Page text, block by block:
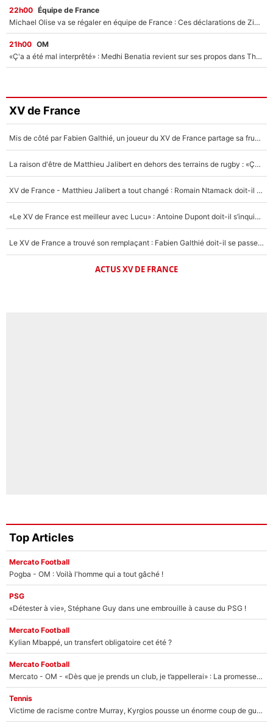
22h00 Équipe de France
Michael Olise va se régaler en équipe de France : Ces déclarations de Zinedine Zidane qui prouvent qu'il va tout miser sur la star du Bayern Munich !
21h00 OM
«Ç'a a été mal interprêté» : Medhi Benatia revient sur ses propos dans The Bridge et précise ses conditions pour rejoindre le PSG !
XV de France
Mis de côté par Fabien Galthié, un joueur du XV de France partage sa frustration : «ils ne me l’ont pas dit tout de suite»
La raison d'être de Matthieu Jalibert en dehors des terrains de rugby : «Ça m'atteint autant que si tu touches à un membre de ma famille»
XV de France - Matthieu Jalibert a tout changé : Romain Ntamack doit-il s’inquiéter pour sa place à un an de la Coupe du monde ?
«Le XV de France est meilleur avec Lucu» : Antoine Dupont doit-il s’inquiéter pour sa place ?
Le XV de France a trouvé son remplaçant : Fabien Galthié doit-il se passer d'Antoine Dupont ?
ACTUS XV DE FRANCE
Top Articles
Mercato Football
Pogba - OM : Voilà l'homme qui a tout gâché !
PSG
«Détester à vie», Stéphane Guy dans une embrouille à cause du PSG !
Mercato Football
Kylian Mbappé, un transfert obligatoire cet été ?
Mercato Football
Mercato - OM - «Dès que je prends un club, je t’appellerai» : La promesse de Marcelino au moment de claquer la porte
Tennis
Victime de racisme contre Murray, Kyrgios pousse un énorme coup de gueule !